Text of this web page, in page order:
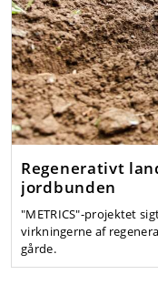
Regenerativt
jordbunden
"METRICS"-projektet
virkningerne af
gårde.